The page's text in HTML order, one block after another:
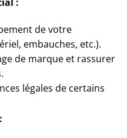
de votre
embauches, etc.).
de marque et rassurer
légales de certains